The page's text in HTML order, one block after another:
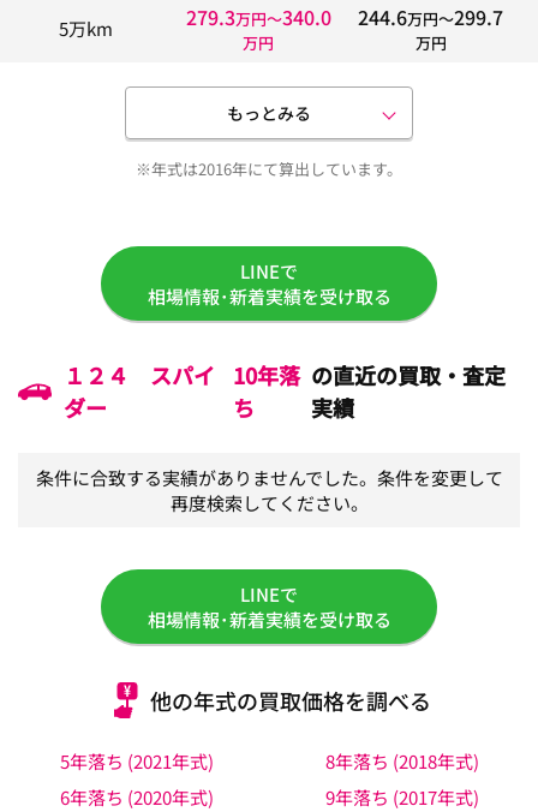
5万km 279.3万円〜340.0
万円
244.6万円〜299.7
万円
もっとみる
※年式は2016年にて算出しています。
LINEで
相場情報･新着実績を受け取る
１２４ スパイ
ダー
10年落
ち
の直近の買取・査定
実績
条件に合致する実績がありませんでした。条件を変更して
再度検索してください。
LINEで
相場情報･新着実績を受け取る
他の年式の買取価格を調べる
5年落ち (2021年式)
6年落ち (2020年式)
8年落ち (2018年式)
9年落ち (2017年式)